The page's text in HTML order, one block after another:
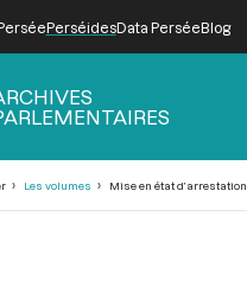
PerséidesData PerséeBlog
Les volumes Mise en état